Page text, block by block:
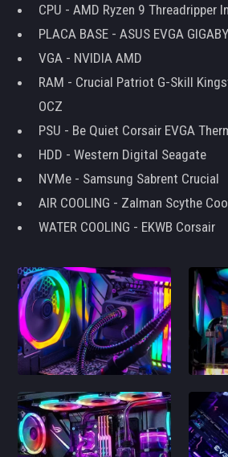
CPU - AMD Ryzen 9 Threadripper
PLACA BASE - ASUS EVGA
VGA - NVIDIA AMD
RAM - Crucial Patriot G-Skill
OCZ
PSU - Be Quiet Corsair EVGA
HDD - Western Digital Seagate
NVMe - Samsung Sabrent Crucial
AIR COOLING - Zalman Scythe
WATER COOLING - EKWB Corsair